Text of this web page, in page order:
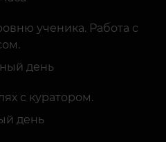
ученика. Работа с
день
с куратором.
день